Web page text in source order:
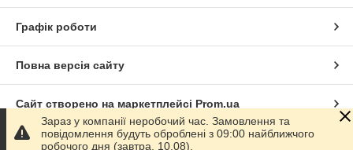
Графік роботи
Повна версія сайту
Сайт створено на маркетплейсі Prom.ua
Політика конфіденційності
Зараз у компанії неробочий час. Замовлення та
повідомлення будуть оброблені з 09:00 найближчого
робочого дня (завтра, 10.08).